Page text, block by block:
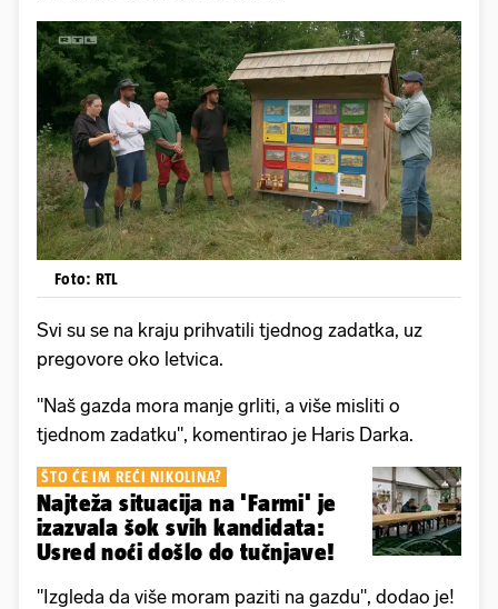
Foto: RTL
Svi su se na kraju prihvatili tjednog zadatka, uz
pregovore oko letvica.
"Naš gazda mora manje grliti, a više misliti o
tjednom zadatku", komentirao je Haris Darka.
ŠTO ĆE IM REĆI NIKOLINA?
Najteža situacija na 'Farmi' je
izazvala šok svih kandidata:
Usred noći došlo do tučnjave!
"Izgleda da više moram paziti na gazdu", dodao je!